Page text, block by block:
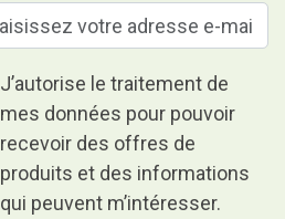
J’autorise le traitement de
mes données pour pouvoir
recevoir des offres de
produits et des informations
qui peuvent m’intéresser.